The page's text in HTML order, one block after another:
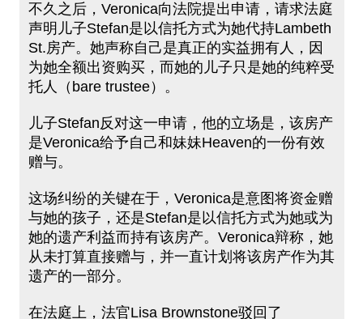
不久之后，Veronica向法院提出申请，请求法庭
声明儿子Stefan是以信托方式为她代持Lambeth
St.房产。她声称自己是真正的实益拥有人，因
为她全额出资购买，而她的儿子只是她的纯粹受
托人（bare trustee）。
儿子Stefan反对这一申请，他的立场是，该房产
是Veronica给予自己和妹妹Heaven的一份有效
赠与。
这场纠纷的关键在于，Veronica是意图将资金赠
与她的孩子，还是Stefan是以信托方式为她或为
她的遗产利益而持有该房产。Veronica辩称，她
从未打算直接赠与，并一直计划将该房产作为其
遗产的一部分。
在法庭上，法官Lisa Brownstone驳回了